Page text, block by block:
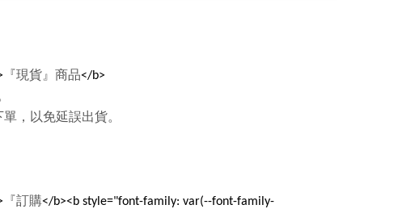
『現貨』商品</b>
，以免延誤出貨。
『訂購</b><b style="font-family: var(--font-family-